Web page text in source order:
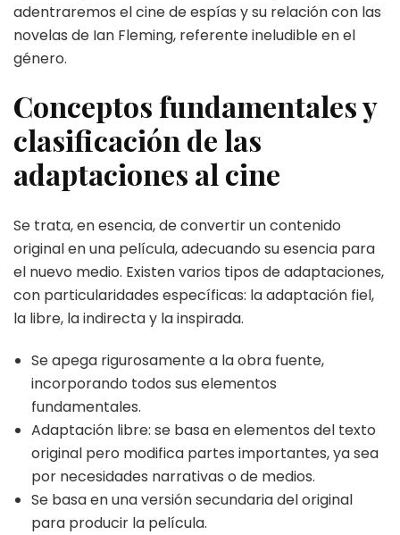
adentraremos el cine de espías y su relación con las
novelas de Ian Fleming, referente ineludible en el
género.
Conceptos fundamentales y
clasificación de las
adaptaciones al cine
Se trata, en esencia, de convertir un contenido
original en una película, adecuando su esencia para
el nuevo medio. Existen varios tipos de adaptaciones,
con particularidades específicas: la adaptación fiel,
la libre, la indirecta y la inspirada.
Se apega rigurosamente a la obra fuente,
incorporando todos sus elementos
fundamentales.
Adaptación libre: se basa en elementos del texto
original pero modifica partes importantes, ya sea
por necesidades narrativas o de medios.
Se basa en una versión secundaria del original
para producir la película.